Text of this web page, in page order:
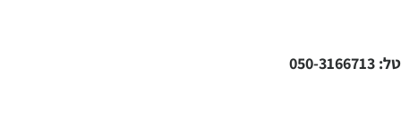
טל: 050-3166713